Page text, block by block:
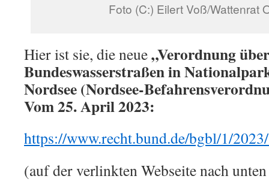
Foto (C:) Eilert Voß/Wattenrat
Hier ist sie, die neue„Verordnung
Bundeswasserstraßen in
Nordsee (Nordsee-
Vom 25. April 2023:
https://www.recht.bund.de/bgbl/1/
(auf der verlinkten Webseite nach